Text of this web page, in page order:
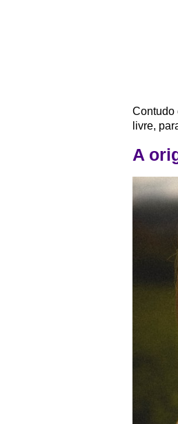
Contudo
livre,
A